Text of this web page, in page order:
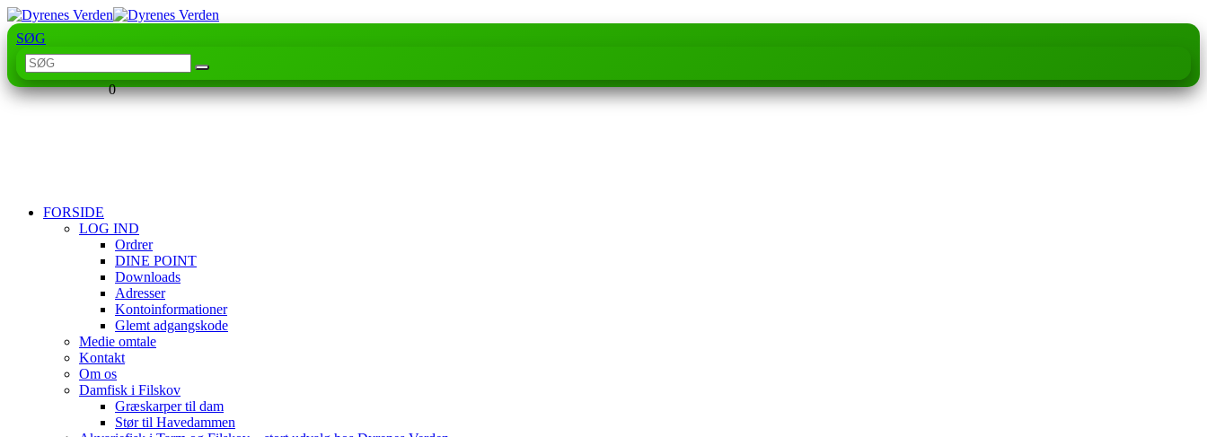
SØG
0
FORSIDE
LOG IND
Ordrer
DINE POINT
Downloads
Adresser
Kontoinformationer
Glemt adgangskode
Medie omtale
Kontakt
Om os
Damfisk i Filskov
Græskarper til dam
Stør til Havedammen